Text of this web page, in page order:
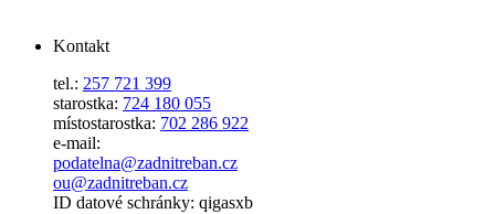
Kontakt
tel.: 257 721 399
starostka: 724 180 055
místostarostka: 702 286 922
e-mail:
podatelna@zadnitreban.cz
ou@zadnitreban.cz
ID datové schránky: qigasxb